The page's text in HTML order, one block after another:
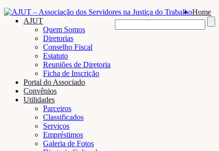
Home
AJUT
Quem Somos
Diretorias
Conselho Fiscal
Estatuto
Reuniões de Diretoria
Ficha de Inscrição
Portal do Associado
Convênios
Utilidades
Parceiros
Classificados
Serviços
Empréstimos
Galeria de Fotos